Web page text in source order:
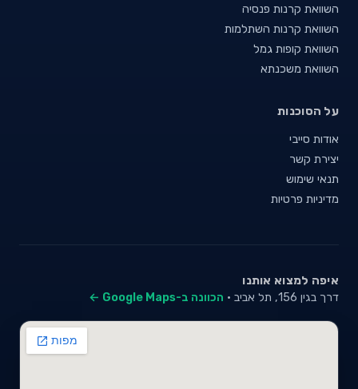
השוואת קרנות פנסיה
השוואת קרנות השתלמות
השוואת קופות גמל
השוואת משכנתא
על הסוכנות
אודות סייבי
יצירת קשר
תנאי שימוש
מדיניות פרטיות
איפה למצוא אותנו
דרך בגין 156, תל אביב · הכוונה ב-Google Maps ←